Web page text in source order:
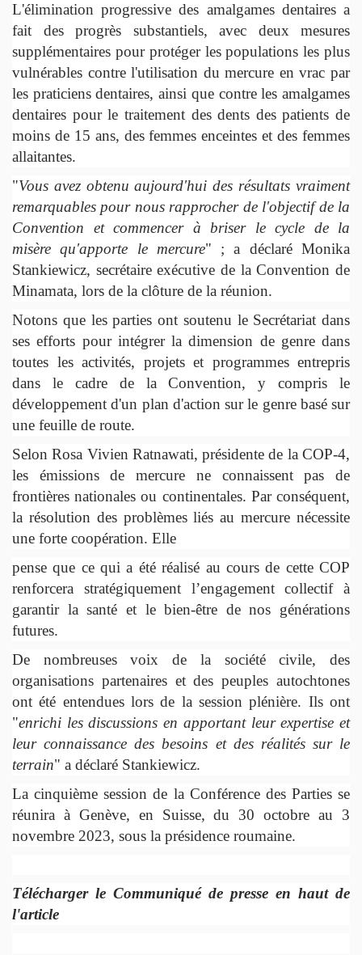
L'élimination progressive des amalgames dentaires a
fait des progrès substantiels, avec deux mesures
supplémentaires pour protéger les populations les plus
vulnérables contre l'utilisation du mercure en vrac par
les praticiens dentaires, ainsi que contre les amalgames
dentaires pour le traitement des dents des patients de
moins de 15 ans, des femmes enceintes et des femmes
allaitantes.
"Vous avez obtenu aujourd'hui des résultats vraiment
remarquables pour nous rapprocher de l'objectif de la
Convention et commencer à briser le cycle de la
misère qu'apporte le mercure" ; a déclaré Monika
Stankiewicz, secrétaire exécutive de la Convention de
Minamata, lors de la clôture de la réunion.
Notons que les parties ont soutenu le Secrétariat dans
ses efforts pour intégrer la dimension de genre dans
toutes les activités, projets et programmes entrepris
dans le cadre de la Convention, y compris le
développement d'un plan d'action sur le genre basé sur
une feuille de route.
Selon Rosa Vivien Ratnawati, présidente de la COP-4,
les émissions de mercure ne connaissent pas de
frontières nationales ou continentales. Par conséquent,
la résolution des problèmes liés au mercure nécessite
une forte coopération. Elle
pense que ce qui a été réalisé au cours de cette COP
renforcera stratégiquement l’engagement collectif à
garantir la santé et le bien-être de nos générations
futures.
De nombreuses voix de la société civile, des
organisations partenaires et des peuples autochtones
ont été entendues lors de la session plénière. Ils ont
"enrichi les discussions en apportant leur expertise et
leur connaissance des besoins et des réalités sur le
terrain" a déclaré Stankiewicz.
La cinquième session de la Conférence des Parties se
réunira à Genève, en Suisse, du 30 octobre au 3
novembre 2023, sous la présidence roumaine.
Télécharger le Communiqué de presse en haut de
l'article